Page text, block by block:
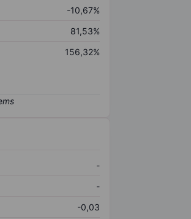
-10,67%
81,53%
156,32%
-
-
-0,03